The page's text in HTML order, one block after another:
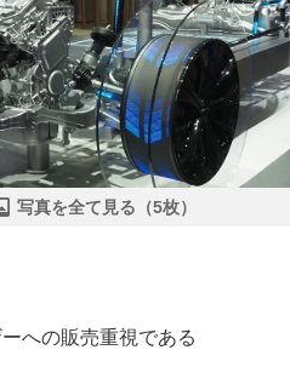
写真を全て見る（5枚）
への販売重視である